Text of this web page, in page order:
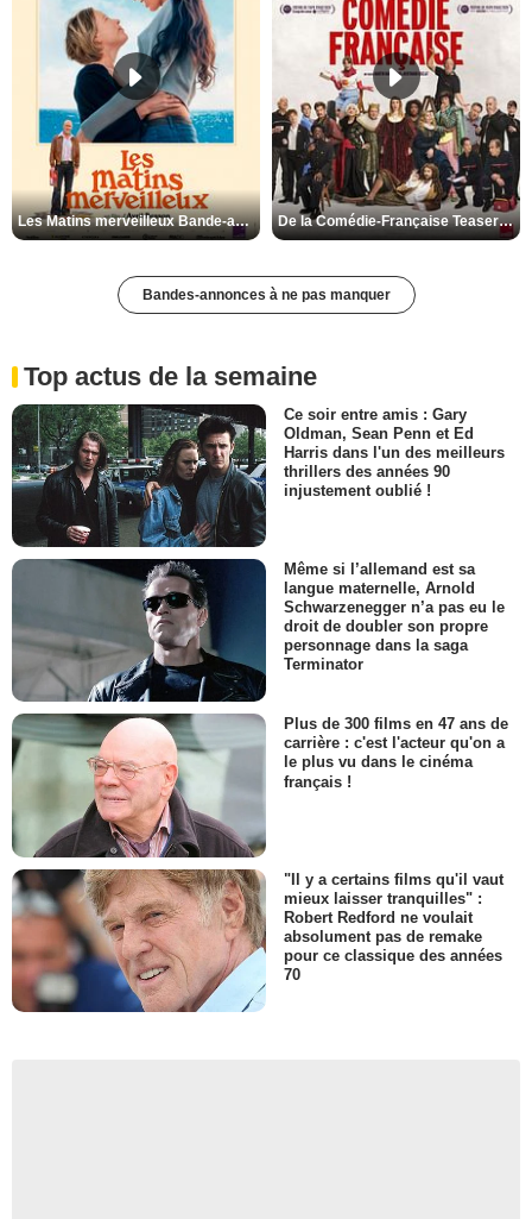
Les Matins merveilleux Bande-annonce VF De la Comédie-Française Teaser VF
Bandes-annonces à ne pas manquer
Top actus de la semaine
Ce soir entre amis : Gary
Oldman, Sean Penn et Ed
Harris dans l'un des meilleurs
thrillers des années 90
injustement oublié !
Même si l’allemand est sa
langue maternelle, Arnold
Schwarzenegger n’a pas eu le
droit de doubler son propre
personnage dans la saga
Terminator
Plus de 300 films en 47 ans de
carrière : c'est l'acteur qu'on a
le plus vu dans le cinéma
français !
"Il y a certains films qu'il vaut
mieux laisser tranquilles" :
Robert Redford ne voulait
absolument pas de remake
pour ce classique des années
70